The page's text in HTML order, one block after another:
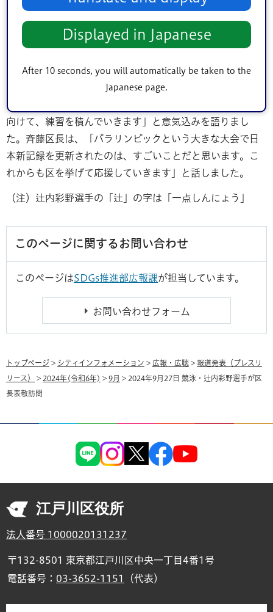
Displayed in Japanese
After 10 seconds, you will automatically be taken to the
Japanese page.
囲気や、選手村での生活などについて歓談しました。緊張
しすぎることなく試合に臨むことができたという辻内選手
京大会と違って有観客だったので、大歓声の中で泳ぐこと
ができて貴重な体験でした」と話しました。また今後につ
いては、「2年後に名古屋で行われるアジアパラ競技大会に
向けて、練習を積んでいきます」と意気込みを語りまし
た。斉藤区長は、「パラリンピックという大きな大会で日
本新記録を更新されたのは、すごいことだと思います。こ
れからも区を挙げて応援していきます」と話しました。
（注）辻内彩野選手の「辻」の字は「一点しんにょう」
このページに関するお問い合わせ
このページはSDGs推進部広報課が担当しています。
トップページ > シティインフォメーション > 広報・広聴 > 報道発表（プレスリ
リース） > 2024年(令和6年) > 9月 > 2024年9月27日 競泳・辻内彩野選手が区
長表敬訪問
江戸川区役所
法人番号 1000020131237
〒132-8501 東京都江戸川区中央一丁目4番1号
電話番号： 03-3652-1151 （代表）